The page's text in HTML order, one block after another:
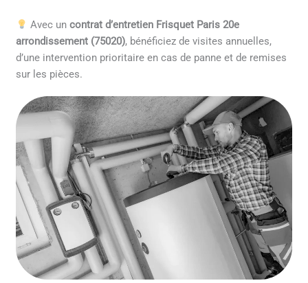
Avec un contrat d’entretien Frisquet Paris 20e
arrondissement (75020), bénéficiez de visites annuelles,
d’une intervention prioritaire en cas de panne et de remises
sur les pièces.